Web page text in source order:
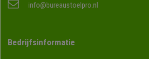
info@bureaustoelpro.nl
Bedrijfsinformatie